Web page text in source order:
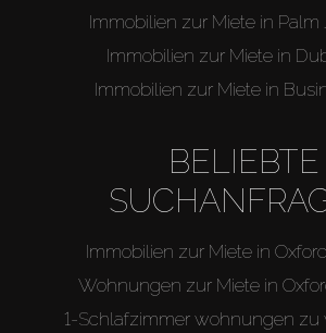
Immobilien zur Miete in Palm
Immobilien zur Miete in
Immobilien zur Miete in
BELIEBTE
Immobilien zur Miete in
Wohnungen zur Miete in
1-Schlafzimmer wohnungen zu